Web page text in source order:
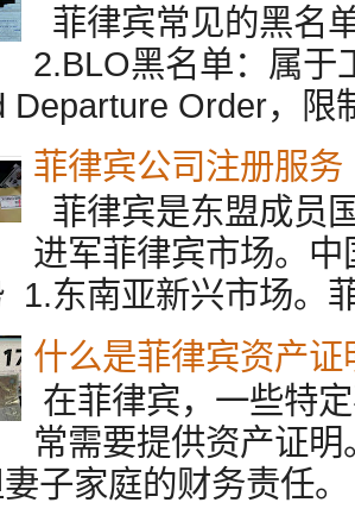
菲律宾常见的黑名
2.BLO黑名单：属于
Departure Order，限
菲律宾公司注册服务
菲律宾是东盟成员
进军菲律宾市场。
1.东南亚新兴市场。
什么是菲律宾资产证
在菲律宾，一些特
常需要提供资产证
子家庭的财务责任